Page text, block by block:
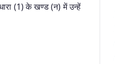
(1) के खण्ड (न) में उन्हें